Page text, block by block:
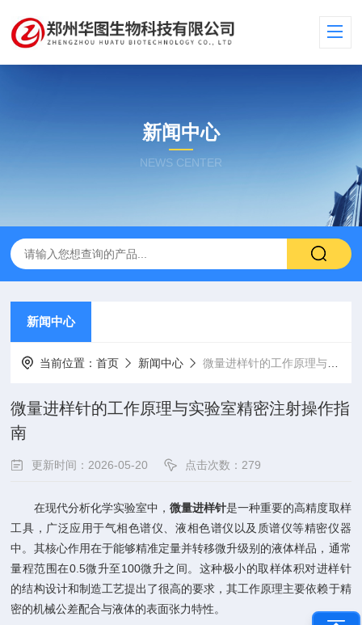
新闻中心
NEWS CENTER
新闻中心
当前位置：首页 新闻中心 微量进样针的工作原理与实验室精密注射操作指南
微量进样针的工作原理与实验室精密注射操作指
南
更新时间：2026-05-20 点击次数：279
在现代分析化学实验室中， 微量进样针是一种重要的高精度取样
工具，广泛应用于气相色谱仪、液相色谱仪以及质谱仪等精密仪器
中。其核心作用在于能够精准定量并转移微升级别的液体样品，通常
量程范围在0.5微升至100微升之间。这种极小的取样体积对进样针
的结构设计和制造工艺提出了很高的要求，其工作原理主要依赖于精
密的机械公差配合与液体的表面张力特性。